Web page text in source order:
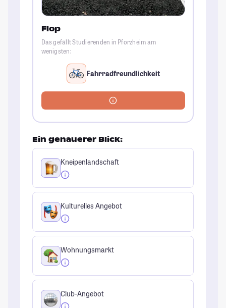
Flop
Das gefällt Studierenden in Pforzheim am
wenigsten:
Fahrradfreundlichkeit
Ein genauerer Blick:
Kneipenlandschaft
Kulturelles Angebot
Wohnungsmarkt
Club-Angebot